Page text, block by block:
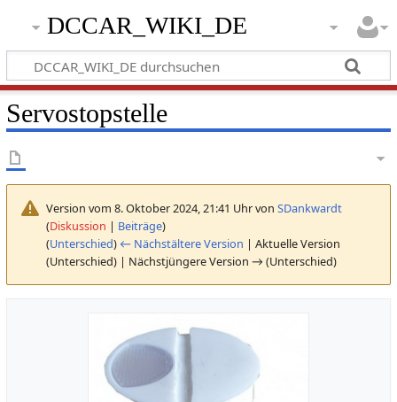
DCCAR_WIKI_DE
Servostopstelle
Version vom 8. Oktober 2024, 21:41 Uhr von SDankwardt
(Diskussion | Beiträge)
(Unterschied) ← Nächstältere Version | Aktuelle Version
(Unterschied) | Nächstjüngere Version → (Unterschied)